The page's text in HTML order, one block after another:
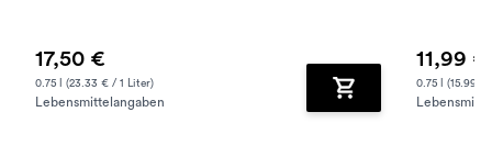
17,50 €
0.75 l (23.33 € / 1 Liter)
Lebensmittelangaben Zum Warenkorb
11,99 €
0.75 l (15.99 €